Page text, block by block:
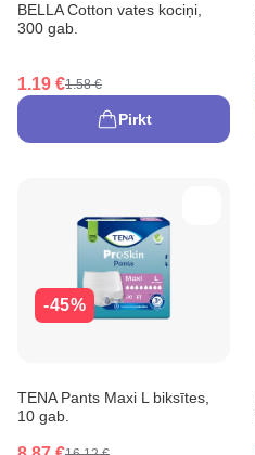
BELLA Cotton vates kociņi,
300 gab.
1.19 €1.58 €
Pirkt
-45%
TENA Pants Maxi L biksītes,
10 gab.